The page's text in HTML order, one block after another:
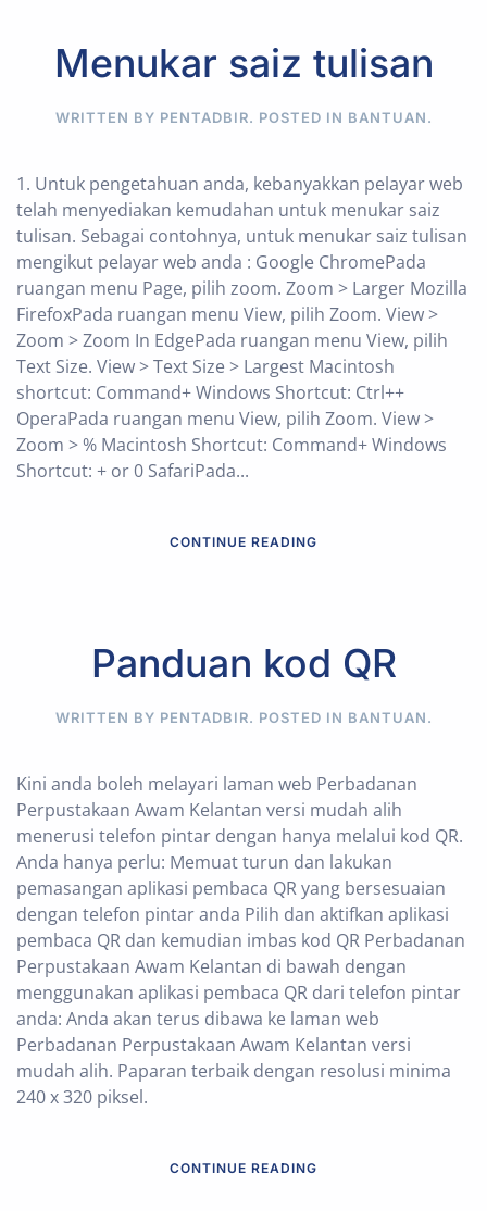
Menukar saiz tulisan
WRITTEN BY PENTADBIR. POSTED IN BANTUAN.
1. Untuk pengetahuan anda, kebanyakkan pelayar web
telah menyediakan kemudahan untuk menukar saiz
tulisan. Sebagai contohnya, untuk menukar saiz tulisan
mengikut pelayar web anda : Google ChromePada
ruangan menu Page, pilih zoom. Zoom > Larger Mozilla
FirefoxPada ruangan menu View, pilih Zoom. View >
Zoom > Zoom In EdgePada ruangan menu View, pilih
Text Size. View > Text Size > Largest Macintosh
shortcut: Command+ Windows Shortcut: Ctrl++
OperaPada ruangan menu View, pilih Zoom. View >
Zoom > % Macintosh Shortcut: Command+ Windows
Shortcut: + or 0 SafariPada...
CONTINUE READING
Panduan kod QR
WRITTEN BY PENTADBIR. POSTED IN BANTUAN.
Kini anda boleh melayari laman web Perbadanan
Perpustakaan Awam Kelantan versi mudah alih
menerusi telefon pintar dengan hanya melalui kod QR.
Anda hanya perlu: Memuat turun dan lakukan
pemasangan aplikasi pembaca QR yang bersesuaian
dengan telefon pintar anda Pilih dan aktifkan aplikasi
pembaca QR dan kemudian imbas kod QR Perbadanan
Perpustakaan Awam Kelantan di bawah dengan
menggunakan aplikasi pembaca QR dari telefon pintar
anda: Anda akan terus dibawa ke laman web
Perbadanan Perpustakaan Awam Kelantan versi
mudah alih. Paparan terbaik dengan resolusi minima
240 x 320 piksel.
CONTINUE READING